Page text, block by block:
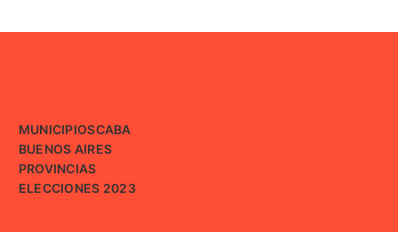
MUNICIPIOSCABA
BUENOS AIRES
PROVINCIAS
ELECCIONES 2023